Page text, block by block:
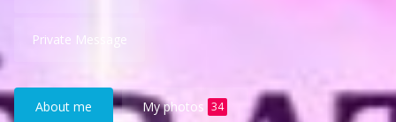
Private Message
About me My photos 34